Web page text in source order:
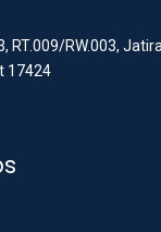
RT.009/RW.003,
17424